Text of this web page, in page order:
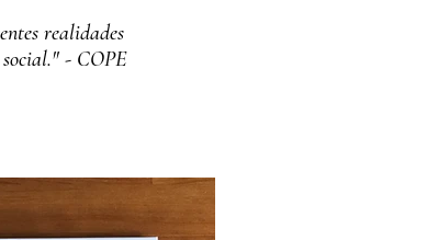
realidades
social." - COPE